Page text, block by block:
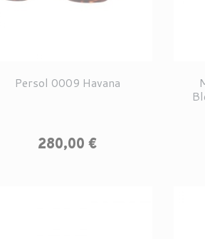
Persol 0009 Havana
Prix
280,00 €